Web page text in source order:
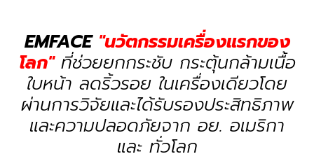
EMFACE "นวัตกรรมเครื่องแรกของ
โลก"ที่ช่วยยกกระชับ กระตุ้นกล้ามเนื้อ
ใบหน้า ลดริ้วรอย ในเครื่องเดียวโดย
ผ่านการวิจัยและได้รับรองประสิทธิภาพ
และความปลอดภัยจาก อย. อเมริกา
และ ทั่วโลก